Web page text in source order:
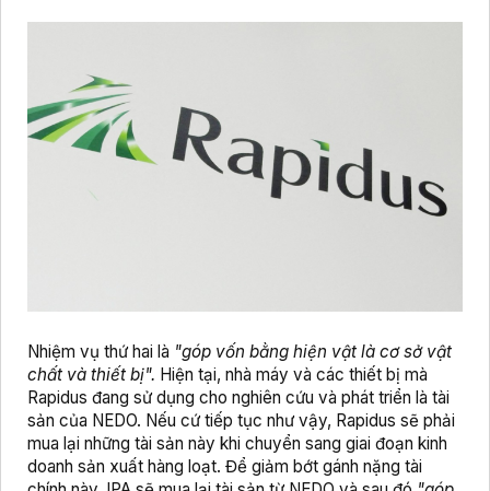
Nhiệm vụ thứ hai là "góp vốn bằng hiện vật là cơ sở vật
chất và thiết bị". Hiện tại, nhà máy và các thiết bị mà
Rapidus đang sử dụng cho nghiên cứu và phát triển là tài
sản của NEDO. Nếu cứ tiếp tục như vậy, Rapidus sẽ phải
mua lại những tài sản này khi chuyển sang giai đoạn kinh
doanh sản xuất hàng loạt. Để giảm bớt gánh nặng tài